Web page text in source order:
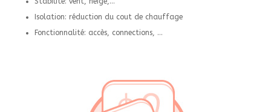
Isolation: réduction du cout de chauffage
Fonctionnalité: accès, connections, …